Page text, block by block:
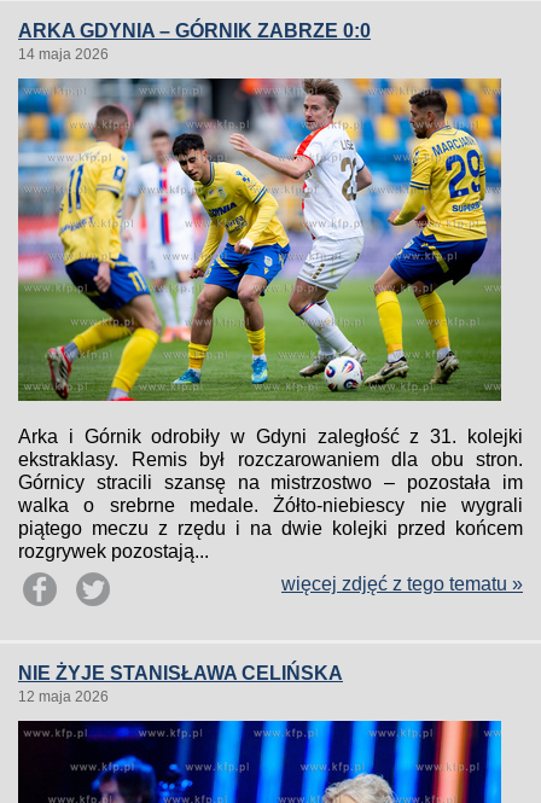
ARKA GDYNIA – GÓRNIK ZABRZE 0:0
14 maja 2026
Arka i Górnik odrobiły w Gdyni zaległość z 31. kolejki
ekstraklasy. Remis był rozczarowaniem dla obu stron.
Górnicy stracili szansę na mistrzostwo – pozostała im
walka o srebrne medale. Żółto-niebiescy nie wygrali
piątego meczu z rzędu i na dwie kolejki przed końcem
rozgrywek pozostają...
więcej zdjęć z tego tematu »
NIE ŻYJE STANISŁAWA CELIŃSKA
12 maja 2026